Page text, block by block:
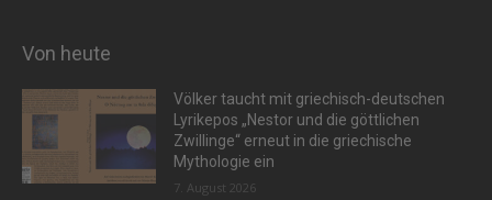
Von heute
Völker taucht mit griechisch-deutschen
Lyrikepos „Nestor und die göttlichen
Zwillinge“ erneut in die griechische
Mythologie ein
7. August 2026